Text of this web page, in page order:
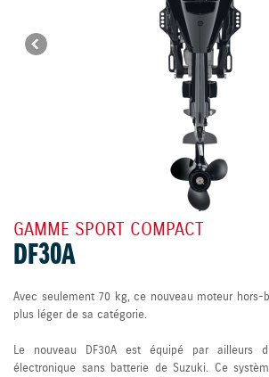
GAMME SPORT COMPACT
DF30A
Avec seulement 70 kg, ce nouveau moteur
plus léger de sa catégorie.
Le nouveau DF30A est équipé par ailleurs
électronique sans batterie de Suzuki. Ce